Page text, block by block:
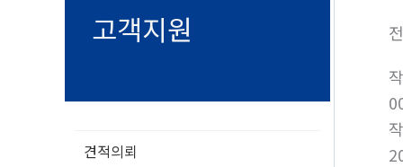
고객지원
견적의뢰